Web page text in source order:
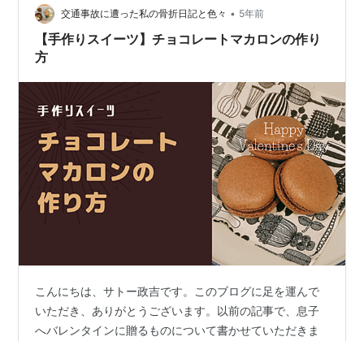
交通事故に遭った私の骨折日記と色々 • 5年前
【手作りスイーツ】チョコレートマカロンの作り
方
こんにちは、サトー政吉です。このブログに足を運んで
いただき、ありがとうございます。以前の記事で、息子
へバレンタインに贈るものについて書かせていただきま